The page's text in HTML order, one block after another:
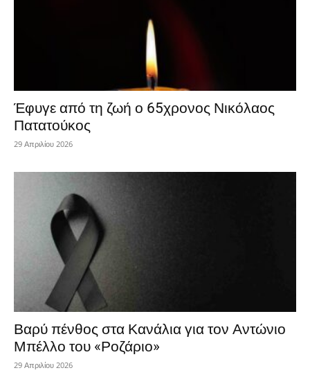
Έφυγε από τη ζωή ο 65χρονος Νικόλαος
Πατατούκος
29 Απριλίου 2026
Βαρύ πένθος στα Κανάλια για τον Αντώνιο
Μπέλλο του «Ροζάριο»
29 Απριλίου 2026